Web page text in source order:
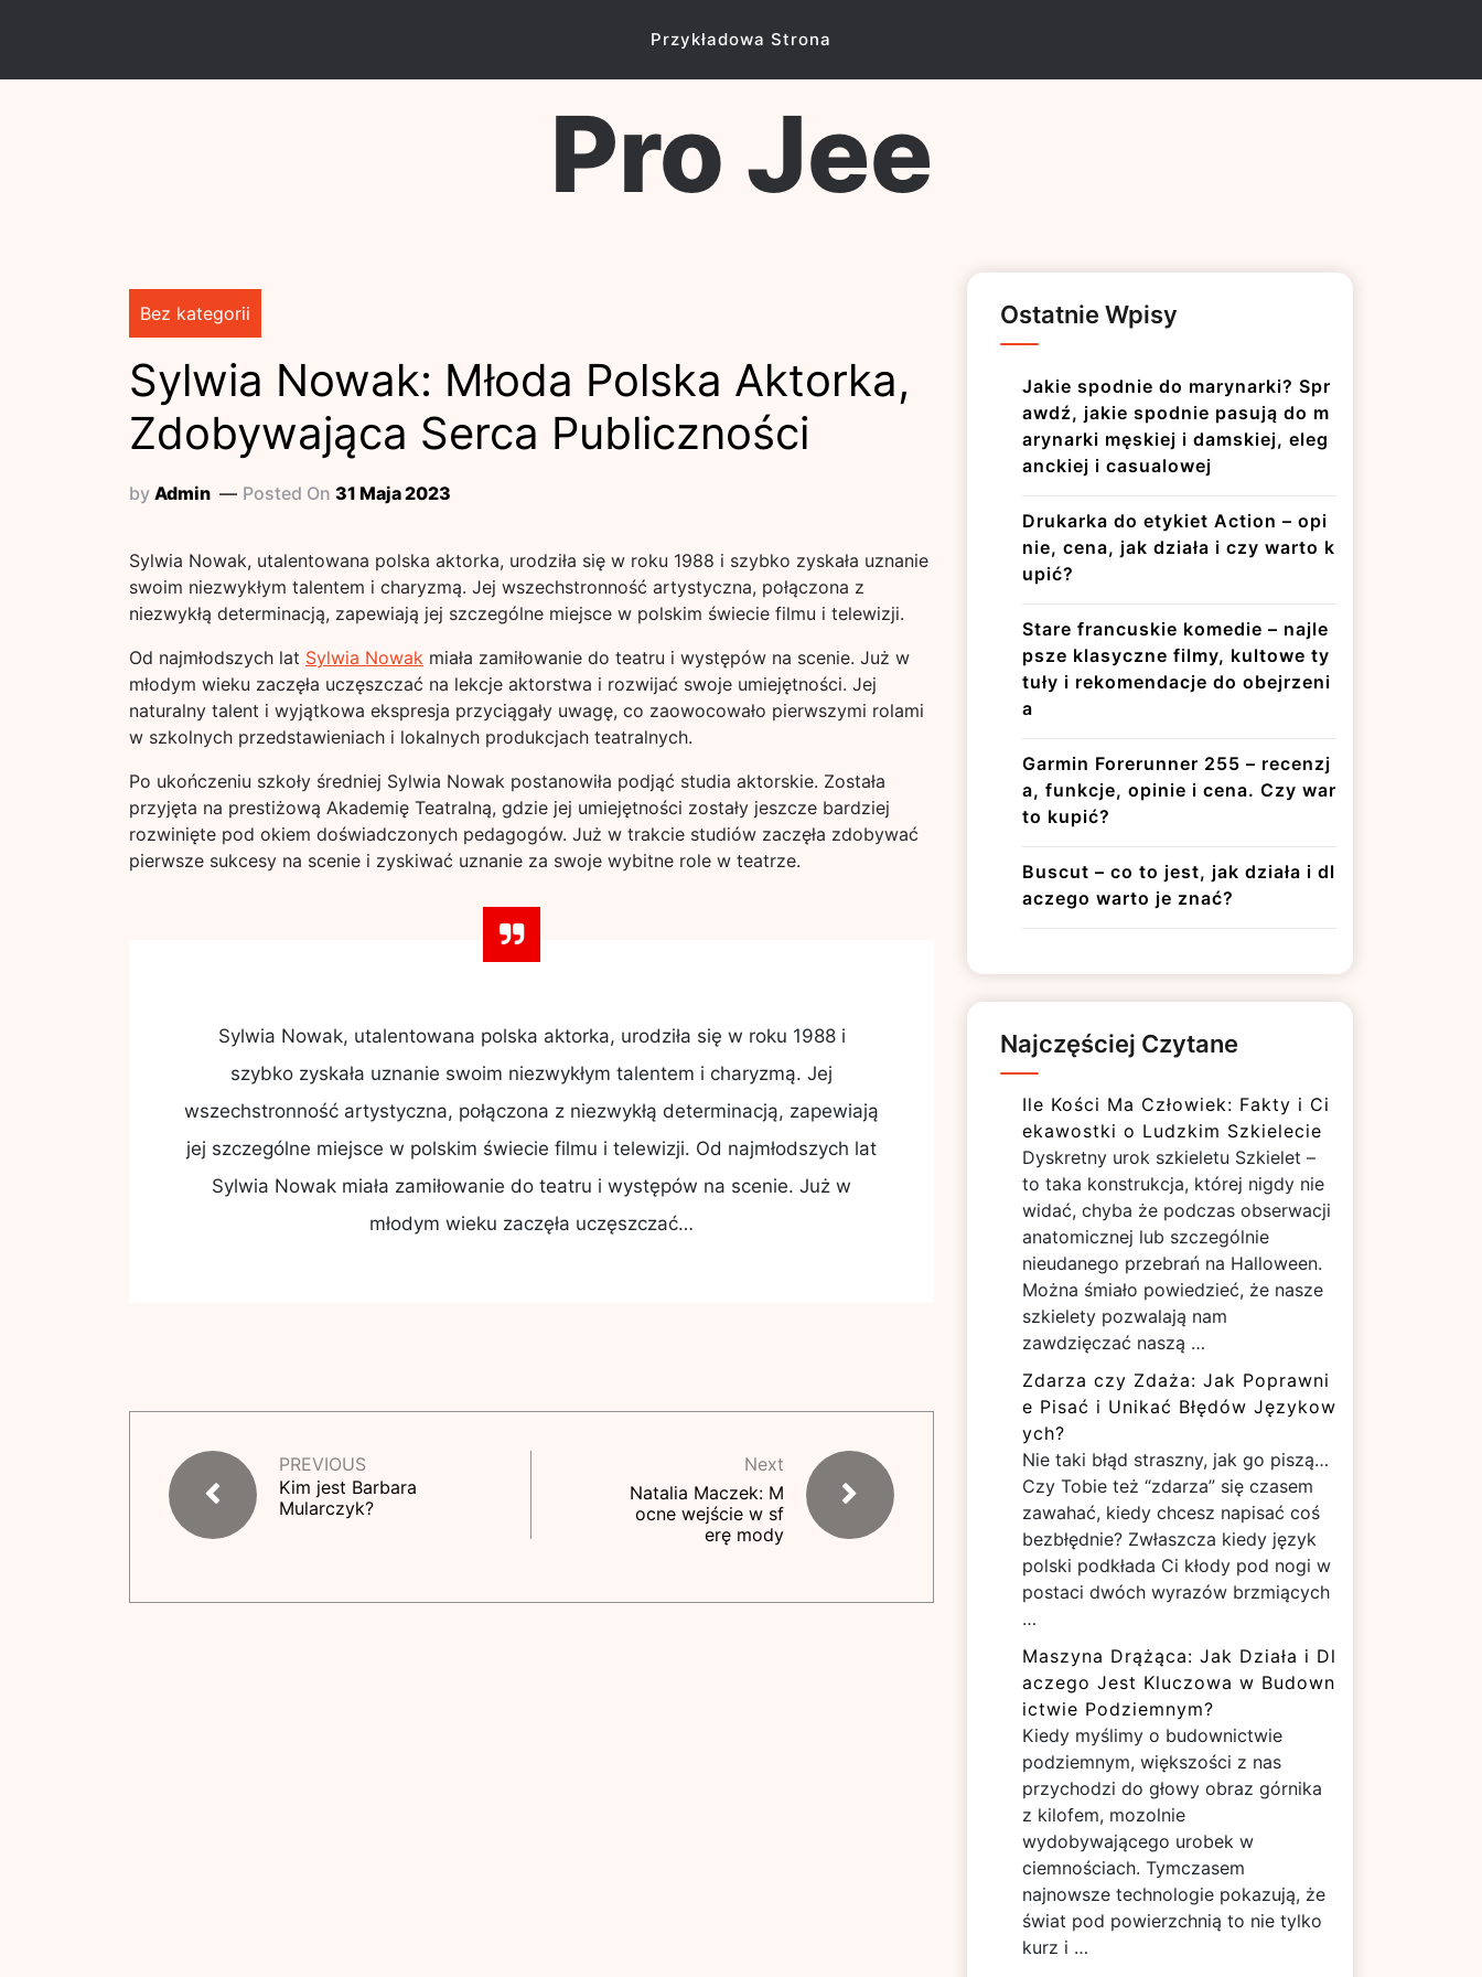
Przykładowa Strona
Pro Jee
Bez kategorii
Sylwia Nowak: Młoda Polska Aktorka,
Zdobywająca Serca Publiczności
by Admin Posted On 31 Maja 2023
Sylwia Nowak, utalentowana polska aktorka, urodziła się w roku 1988 i szybko zyskała uznanie
swoim niezwykłym talentem i charyzmą. Jej wszechstronność artystyczna, połączona z
niezwykłą determinacją, zapewiają jej szczególne miejsce w polskim świecie filmu i telewizji.
Od najmłodszych lat Sylwia Nowak miała zamiłowanie do teatru i występów na scenie. Już w
młodym wieku zaczęła uczęszczać na lekcje aktorstwa i rozwijać swoje umiejętności. Jej
naturalny talent i wyjątkowa ekspresja przyciągały uwagę, co zaowocowało pierwszymi rolami
w szkolnych przedstawieniach i lokalnych produkcjach teatralnych.
Po ukończeniu szkoły średniej Sylwia Nowak postanowiła podjąć studia aktorskie. Została
przyjęta na prestiżową Akademię Teatralną, gdzie jej umiejętności zostały jeszcze bardziej
rozwinięte pod okiem doświadczonych pedagogów. Już w trakcie studiów zaczęła zdobywać
pierwsze sukcesy na scenie i zyskiwać uznanie za swoje wybitne role w teatrze.
Sylwia Nowak, utalentowana polska aktorka, urodziła się w roku 1988 i
szybko zyskała uznanie swoim niezwykłym talentem i charyzmą. Jej
wszechstronność artystyczna, połączona z niezwykłą determinacją, zapewiają
jej szczególne miejsce w polskim świecie filmu i telewizji. Od najmłodszych lat
Sylwia Nowak miała zamiłowanie do teatru i występów na scenie. Już w
młodym wieku zaczęła uczęszczać…
PREVIOUS
Kim jest Barbara
Mularczyk?
Next
Natalia Maczek: M
ocne wejście w sf
erę mody
Ostatnie Wpisy
Jakie spodnie do marynarki? Spr
awdź, jakie spodnie pasują do m
arynarki męskiej i damskiej, eleg
anckiej i casualowej
Drukarka do etykiet Action – opi
nie, cena, jak działa i czy warto k
upić?
Stare francuskie komedie – najle
psze klasyczne filmy, kultowe ty
tuły i rekomendacje do obejrzeni
a
Garmin Forerunner 255 – recenzj
a, funkcje, opinie i cena. Czy war
to kupić?
Buscut – co to jest, jak działa i dl
aczego warto je znać?
Najczęściej Czytane
Ile Kości Ma Człowiek: Fakty i Ci
ekawostki o Ludzkim Szkielecie
Dyskretny urok szkieletu Szkielet –
to taka konstrukcja, której nigdy nie
widać, chyba że podczas obserwacji
anatomicznej lub szczególnie
nieudanego przebrań na Halloween.
Można śmiało powiedzieć, że nasze
szkielety pozwalają nam
zawdzięczać naszą …
Zdarza czy Zdaża: Jak Poprawni
e Pisać i Unikać Błędów Językow
ych?
Nie taki błąd straszny, jak go piszą…
Czy Tobie też “zdarza” się czasem
zawahać, kiedy chcesz napisać coś
bezbłędnie? Zwłaszcza kiedy język
polski podkłada Ci kłody pod nogi w
postaci dwóch wyrazów brzmiących
…
Maszyna Drążąca: Jak Działa i Dl
aczego Jest Kluczowa w Budown
ictwie Podziemnym?
Kiedy myślimy o budownictwie
podziemnym, większości z nas
przychodzi do głowy obraz górnika
z kilofem, mozolnie
wydobywającego urobek w
ciemnościach. Tymczasem
najnowsze technologie pokazują, że
świat pod powierzchnią to nie tylko
kurz i …